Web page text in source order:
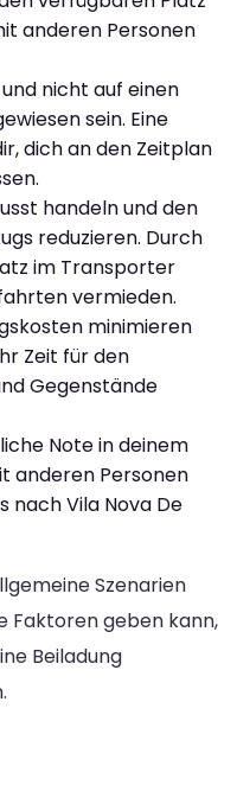
anderen Personen
nicht auf einen
sein. Eine
dich an den Zeitplan
handeln und den
reduzieren. Durch
im Transporter
vermieden.
minimieren
Zeit für den
Gegenstände
Note in deinem
anderen Personen
nach Vila Nova De
Szenarien
Faktoren geben kann,
Beiladung